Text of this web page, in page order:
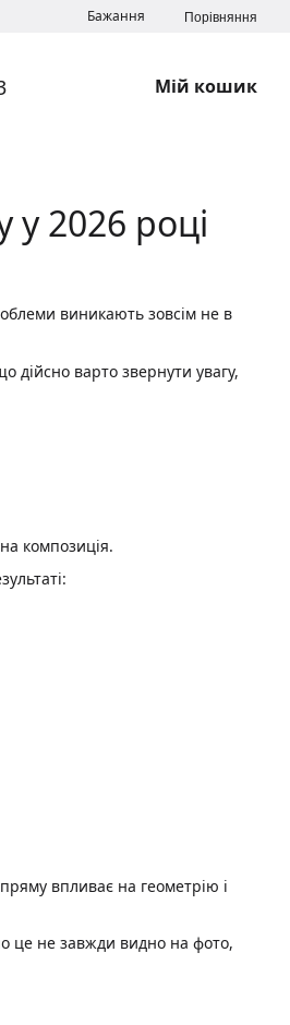
Бажання Порівняння
Мій кошик
у 2026 році
виникають зовсім не в
дійсно варто звернути увагу,
композиція.
впливає на геометрію і
це не завжди видно на фото,